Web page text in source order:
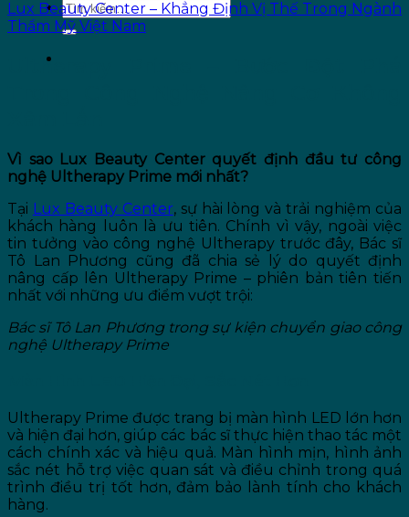
Lux Beauty Center – Khẳng Định Vị Thế Trong Ngành
Thẩm Mỹ Việt Nam
Ultherapy Prime – Bước Đột Phá
Vì sao Lux Beauty Center quyết định đầu tư công
nghệ Ultherapy Prime mới nhất?
Tại Lux Beauty Center, sự hài lòng và trải nghiệm của
khách hàng luôn là ưu tiên. Chính vì vậy, ngoài việc
tin tưởng vào công nghệ Ultherapy trước đây, Bác sĩ
Tô Lan Phương cũng đã chia sẻ lý do quyết định
nâng cấp lên Ultherapy Prime – phiên bản tiên tiến
nhất với những ưu điểm vượt trội:
Bác sĩ Tô Lan Phương trong sự kiện chuyển giao công
nghệ Ultherapy Prime
Ultherapy Prime được trang bị màn hình LED lớn hơn
và hiện đại hơn, giúp các bác sĩ thực hiện thao tác một
cách chính xác và hiệu quả. Màn hình mịn, hình ảnh
sắc nét hỗ trợ việc quan sát và điều chỉnh trong quá
trình điều trị tốt hơn, đảm bảo lành tính cho khách
hàng.